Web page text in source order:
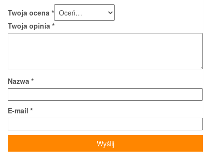
Twoja ocena *
Twoja opinia *
Nazwa *
E-mail *